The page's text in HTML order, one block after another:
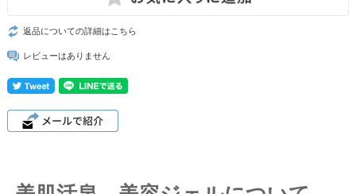
返品についての詳細はこちら
レビューはありません